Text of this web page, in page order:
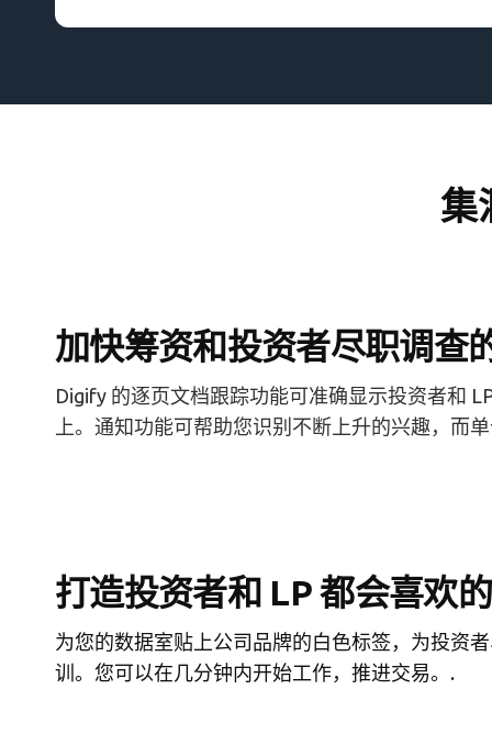
集
加快筹资和投资者尽职调查
Digify 的逐页文档跟踪功能可准确显示投资者和
上。通知功能可帮助您识别不断上升的兴趣，而
打造投资者和 LP 都会喜欢
为您的数据室贴上公司品牌的白色标签，为投资
训。您可以在几分钟内开始工作，推进交易。.